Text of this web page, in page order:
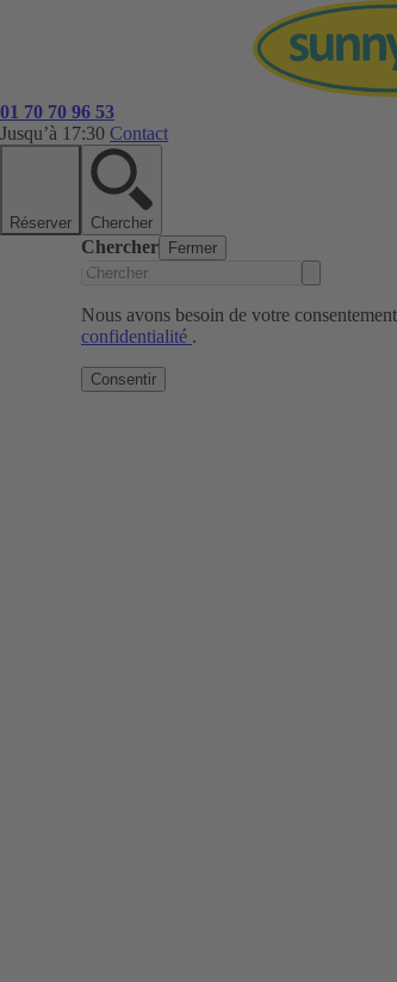
01 70 70 96 53
Jusqu’à 17:30 Contact
Réserver Chercher
Chercher Fermer
Nous avons besoin de votre
confidentialité .
Consentir